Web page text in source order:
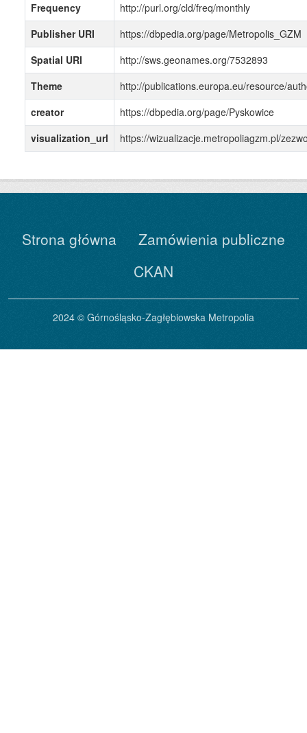
Frequency
http://purl.org/cld/freq/monthly
Publisher URI
https://dbpedia.org/page/Metropolis_GZM
Spatial URI
http://sws.geonames.org/7532893
Theme
http://publications.europa.eu/resource/
creator
https://dbpedia.org/page/Pyskowice
visualization_url
https://wizualizacje.metropoliagzm.pl/
Strona główna
Zamówienia publiczne
CKAN
2024 © Górnośląsko-Zagłębiowska Metropolia